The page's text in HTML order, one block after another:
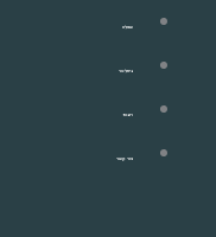
שאלון
ניוזלטר
חנות
צור קשר